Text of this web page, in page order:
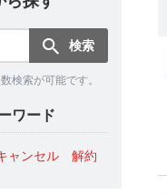
検索が可能です。
ワード
ャンセル 解約